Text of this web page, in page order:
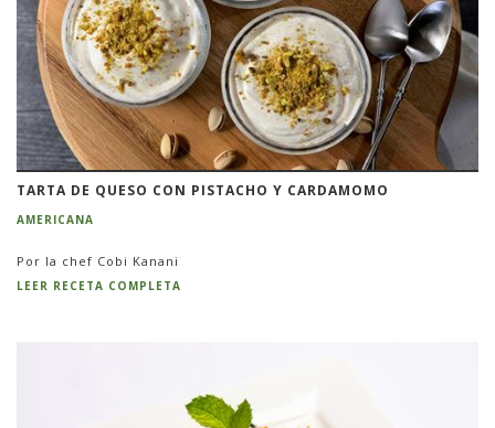
TARTA DE QUESO CON PISTACHO Y CARDAMOMO
AMERICANA
Por la chef Cobi Kanani
LEER RECETA COMPLETA